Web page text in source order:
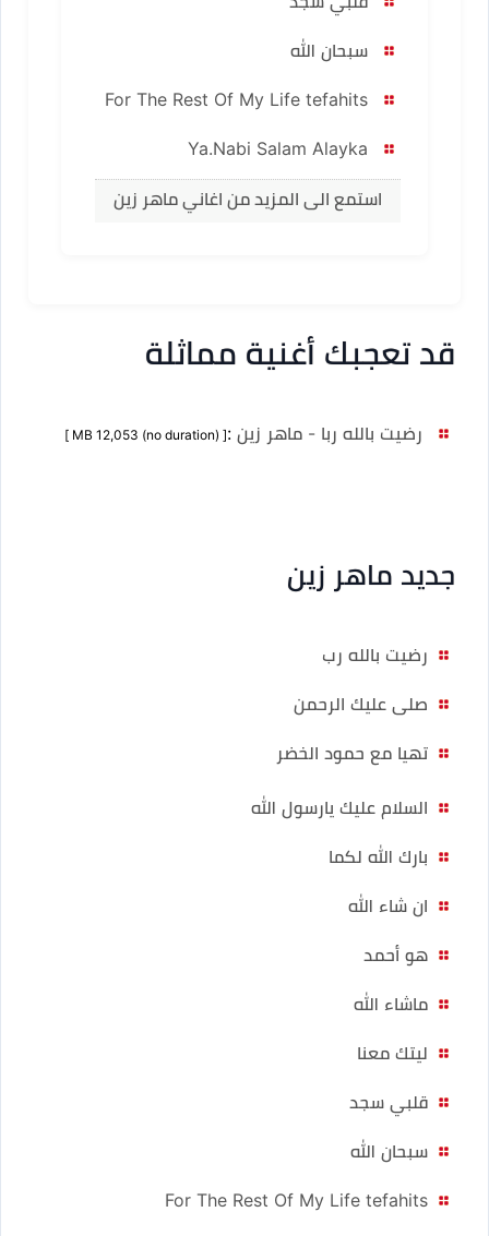
سبحان الله
استمع الى المزيد من اغاني ماهر زين
قد تعجبك أغنية مماثلة
رضيت بالله ربا - ماهر زين :
[ MB 12,053 (no duration) ]
جديد ماهر زين
رضيت بالله رب
صلى عليك الرحمن
تهيا مع حمود الخضر
السلام عليك يارسول الله
بارك الله لكما
ان شاء الله
هو أحمد
ماشاء الله
ليتك معنا
قلبي سجد
سبحان الله
For The Rest Of My Life tefahits